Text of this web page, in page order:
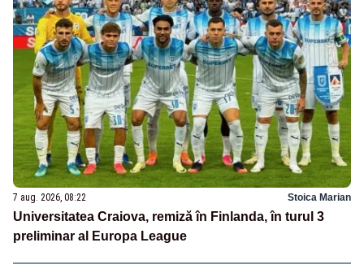
7 aug. 2026, 08:22 Stoica Marian
Universitatea Craiova, remiză în Finlanda, în turul 3
preliminar al Europa League